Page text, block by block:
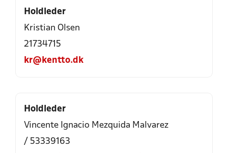
Holdleder
Kristian Olsen
21734715
kr@kentto.dk
Holdleder
Vincente Ignacio Mezquida Malvarez
/ 53339163